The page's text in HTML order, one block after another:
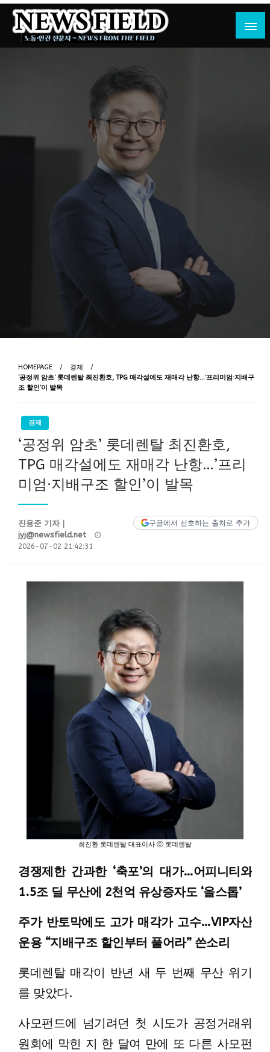
Skip
content
뉴스필드
노동·인권 전문지
HOMEPAGE
경제
‘공정위 암초’ 롯데렌탈 최진환호, TPG 매각설에도 재매각 난항…’프리미엄·지배구
조 할인’이 발목
경제
‘공정위 암초’ 롯데렌탈 최진환호,
TPG 매각설에도 재매각 난항…’프리
미엄·지배구조 할인’이 발목
구글에서 선호하는 출처로 추가
진용준 기자｜
jyj@newsfield.net
2026-07-02 21:42:31
최진환 롯데렌탈 대표이사 ⓒ 롯데렌탈
경쟁제한 간과한 ‘축포’의 대가…어피니티와
1.5조 딜 무산에 2천억 유상증자도 ‘올스톱’
주가 반토막에도 고가 매각가 고수…VIP자산
운용 “지배구조 할인부터 풀어라” 쓴소리
롯데렌탈 매각이 반년 새 두 번째 무산 위기
를 맞았다.
사모펀드에 넘기려던 첫 시도가 공정거래위
원회에 막힌 지 한 달여 만에 또 다른 사모펀